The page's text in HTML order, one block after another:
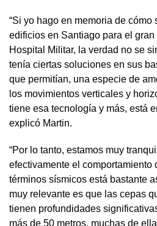
“Si yo hago en memoria de cómo
edificios en Santiago para el gran
Hospital Militar, la verdad no se
tenía ciertas soluciones en sus
que permitían, una especie de
los movimientos verticales y
tiene esa tecnología y más, está
explicó Martin.
“Por lo tanto, estamos muy
efectivamente el comportamiento
términos sísmicos está bastante
muy relevante es que las cepas
tienen profundidades
más de 50 metros, muchas de